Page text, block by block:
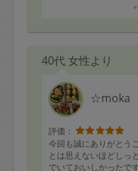
40代 女性より
☆moka
評価：
今回も誠にありがとう
とは思えないほどしっ
でいておいしかったで